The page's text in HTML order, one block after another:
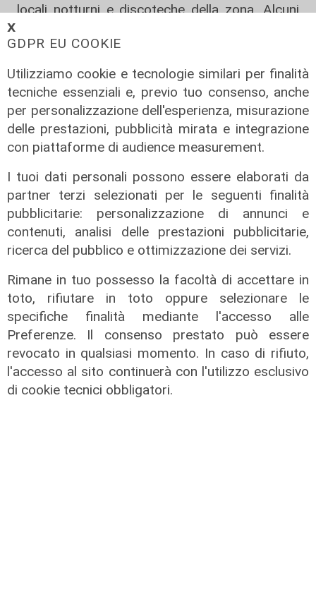
𝗫
GDPR EU COOKIE
Utilizziamo cookie e tecnologie similari per finalità
tecniche essenziali e, previo tuo consenso, anche
per personalizzazione dell'esperienza, misurazione
delle prestazioni, pubblicità mirata e integrazione
con piattaforme di audience measurement.
I tuoi dati personali possono essere elaborati da
partner terzi selezionati per le seguenti finalità
pubblicitarie: personalizzazione di annunci e
contenuti, analisi delle prestazioni pubblicitarie,
ricerca del pubblico e ottimizzazione dei servizi.
Rimane in tuo possesso la facoltà di accettare in
toto, rifiutare in toto oppure selezionare le
specifiche finalità mediante l'accesso alle
Preferenze. Il consenso prestato può essere
revocato in qualsiasi momento. In caso di rifiuto,
l'accesso al sito continuerà con l'utilizzo esclusivo
di cookie tecnici obbligatori.
locali notturni e discoteche della zona. Alcuni
giorno successivo, quando i carabinieri sono
intervenuti per una segnalazione dirissa.
Durante l’episodio un cittadino senegalese è
rimasto ferito alla testa dopo essere stato
aggredito da un gruppo di avventori del locale.
Secondo quanto ricostruito, l’uomo sarebbe
stato colpito e spinto a terra, mentre durante il
parapiglia è stata danneggiata anche un’auto
parcheggiata nelle vicinanze.
Per restare sempre aggiornatisulle principali
notizie sulla Liguria seguiteci sul canale
Telenord, su
Whatsapp, suInstagram, su
Youtubee su Facebook
Condividi: